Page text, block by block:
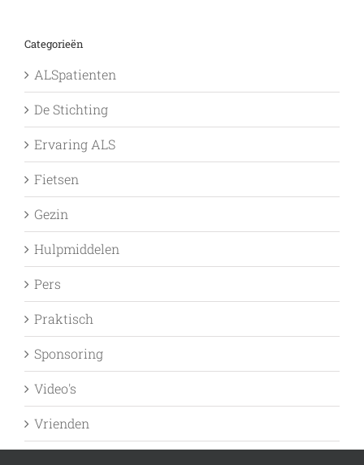
Categorieën
ALSpatienten
De Stichting
Ervaring ALS
Fietsen
Gezin
Hulpmiddelen
Pers
Praktisch
Sponsoring
Video's
Vrienden